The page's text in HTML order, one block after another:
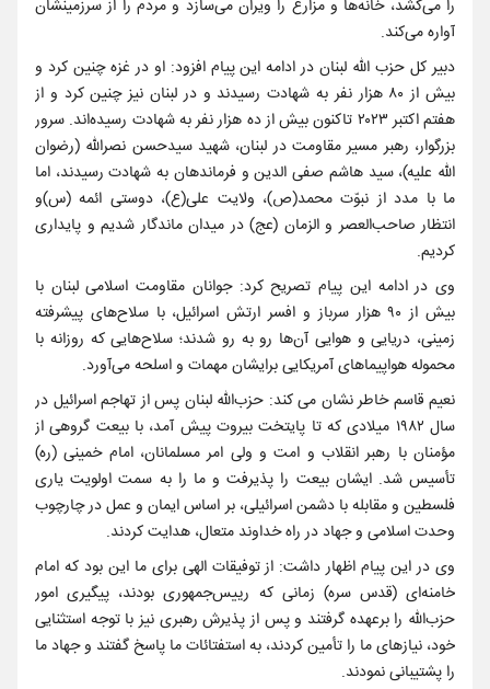
را می‌کشد، خانه‌ها و مزارع را ویران می‌سازد و مردم را از سرزمینشان
آواره می‌کند.
دبیر کل حزب الله لبنان در ادامه این پیام افزود: او در غزه چنین کرد و
بیش از ۸۰ هزار نفر به شهادت رسیدند و در لبنان نیز چنین کرد و از
هفتم اکتبر ۲۰۲۳ تاکنون بیش از ده هزار نفر به شهادت رسیده‌اند. سرور
بزرگوار، رهبر مسیر مقاومت در لبنان، شهید سیدحسن نصرالله (رضوان
الله علیه)، سید هاشم صفی الدین و فرماندهان به شهادت رسیدند، اما
ما با مدد از نبوّت محمد(ص)، ولایت علی(ع)، دوستی ائمه (س)و
انتظار صاحب‌العصر و الزمان (عج) در میدان ماندگار شدیم و پایداری
کردیم.
وی در ادامه این پیام تصریح کرد: جوانان مقاومت اسلامی لبنان با
بیش از ۹۰ هزار سرباز و افسر ارتش اسرائیل، با سلاح‌های پیشرفته
زمینی، دریایی و هوایی آن‌ها رو به رو شدند؛ سلاح‌هایی که روزانه با
محموله هواپیماهای آمریکایی برایشان مهمات و اسلحه می‌آورد.
نعیم قاسم خاطر نشان می کند: حزب‌الله لبنان پس از تهاجم اسرائیل در
سال ۱۹۸۲ میلادی که تا پایتخت بیروت پیش آمد، با بیعت گروهی از
مؤمنان با رهبر انقلاب و امت و ولی امر مسلمانان، امام خمینی (ره)
تأسیس شد. ایشان بیعت را پذیرفت و ما را به سمت اولویت یاری
فلسطین و مقابله با دشمن اسرائیلی، بر اساس ایمان و عمل در چارچوب
وحدت اسلامی و جهاد در راه خداوند متعال، هدایت کردند.
وی در این پیام اظهار داشت: از توفیقات الهی برای ما این بود که امام
خامنه‌ای (قدس سره) زمانی که رییس‌جمهوری بودند، پیگیری امور
حزب‌الله را برعهده گرفتند و پس از پذیرش رهبری نیز با توجه استثنایی
خود، نیازهای ما را تأمین کردند، به استفتائات ما پاسخ گفتند و جهاد ما
را پشتیبانی نمودند.